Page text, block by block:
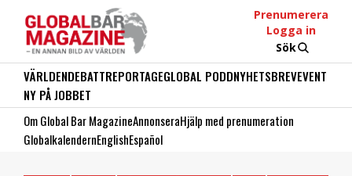
Prenumerera
Logga in
Sök
VÄRLDENDEBATTREPORTAGEGLOBAL PODDNYHETSBREVEVENT
NY PÅ JOBBET
Om Global Bar MagazineAnnonseraHjälp med prenumeration
GlobalkalendernEnglishEspañol